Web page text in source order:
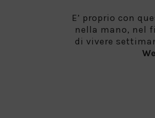
E’ proprio con
nella mano, nel
di vivere